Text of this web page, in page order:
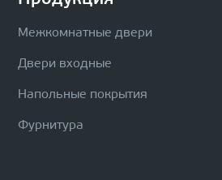
Межкомнатные двери
Двери входные
Напольные покрытия
Фурнитура